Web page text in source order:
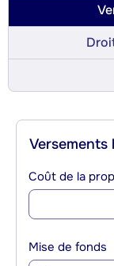
Coût de la
Mise de fonds